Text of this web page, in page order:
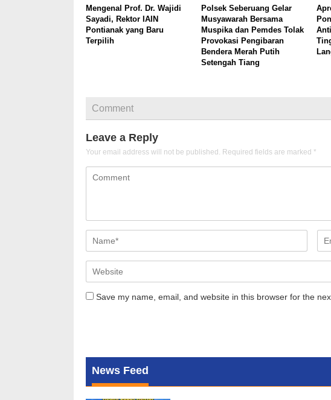
Mengenal Prof. Dr. Wajidi
Sayadi, Rektor IAIN
Pontianak yang Baru
Terpilih
Polsek Seberuang Gelar
Musyawarah Bersama
Muspika dan Pemdes Tolak
Provokasi Pengibaran
Bendera Merah Putih
Setengah Tiang
Comment
Leave a Reply
Your email address will not be published. Required fields are marked *
Save my name, email, and website in this browser for the
News Feed